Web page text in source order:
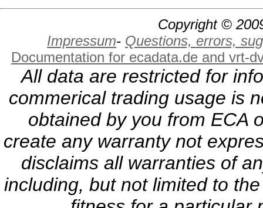
Copyright ©
Impressum- Questions, errors,
Documentation for ecadata.de and vrt-
All data are restricted for
commerical trading usage is
obtained by you from ECA
create any warranty not
disclaims all warranties of
including, but not limited to